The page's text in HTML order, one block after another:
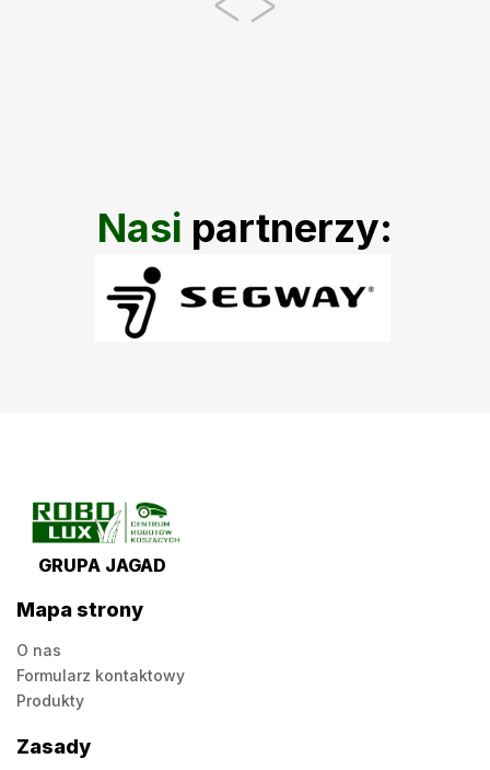
Nasi partnerzy:
GRUPA JAGAD
Mapa strony
O nas
Formularz kontaktowy
Produkty
Zasady